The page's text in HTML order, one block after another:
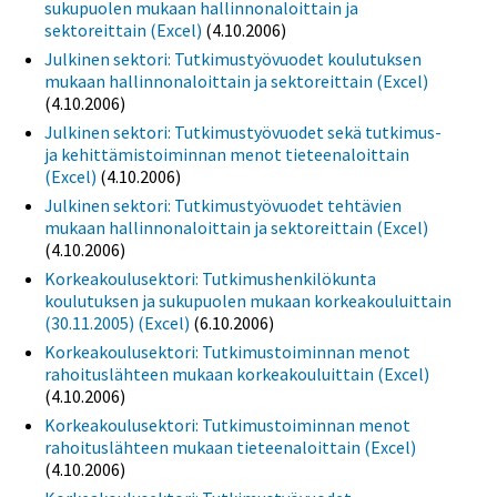
sukupuolen mukaan hallinnonaloittain ja
sektoreittain (Excel) (4.10.2006)
Julkinen sektori: Tutkimustyövuodet koulutuksen
mukaan hallinnonaloittain ja sektoreittain (Excel)
(4.10.2006)
Julkinen sektori: Tutkimustyövuodet sekä tutkimus-
ja kehittämistoiminnan menot tieteenaloittain
(Excel) (4.10.2006)
Julkinen sektori: Tutkimustyövuodet tehtävien
mukaan hallinnonaloittain ja sektoreittain (Excel)
(4.10.2006)
Korkeakoulusektori: Tutkimushenkilökunta
koulutuksen ja sukupuolen mukaan korkeakouluittain
(30.11.2005) (Excel) (6.10.2006)
Korkeakoulusektori: Tutkimustoiminnan menot
rahoituslähteen mukaan korkeakouluittain (Excel)
(4.10.2006)
Korkeakoulusektori: Tutkimustoiminnan menot
rahoituslähteen mukaan tieteenaloittain (Excel)
(4.10.2006)